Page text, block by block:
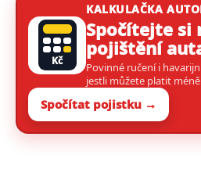
Kč
KALKULAČKA
Spočítejte si
pojištění
Povinné ručení i
jestli můžete platit
Spočítat pojistku →